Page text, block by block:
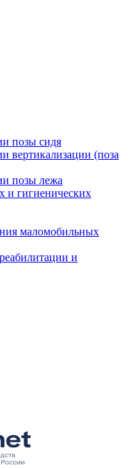
позы сидя
вертикализации (поза
позы лежа
и гигиенических
маломобильных
и